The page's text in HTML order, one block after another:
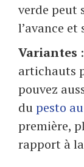
verde peut
l’avance et
Variantes
artichauts
pouvez
dupesto
première,
rapport à